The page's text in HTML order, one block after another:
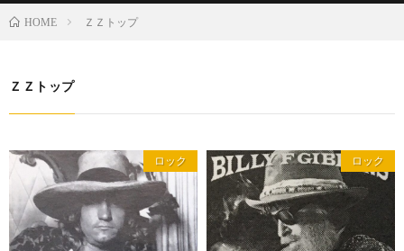
HOME ＺＺトップ
ＺＺトップ
ロック ロック